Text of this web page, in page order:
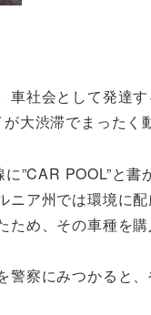
社会として発達
大渋滞でまった
”CAR POOL”と
ア州では環境に
め、その車種を購
察にみつかると